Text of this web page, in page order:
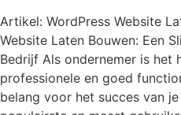
Artikel: WordPress Website
Website Laten Bouwen: Een
Bedrijf Als ondernemer is het
professionele en goed
belang voor het succes van